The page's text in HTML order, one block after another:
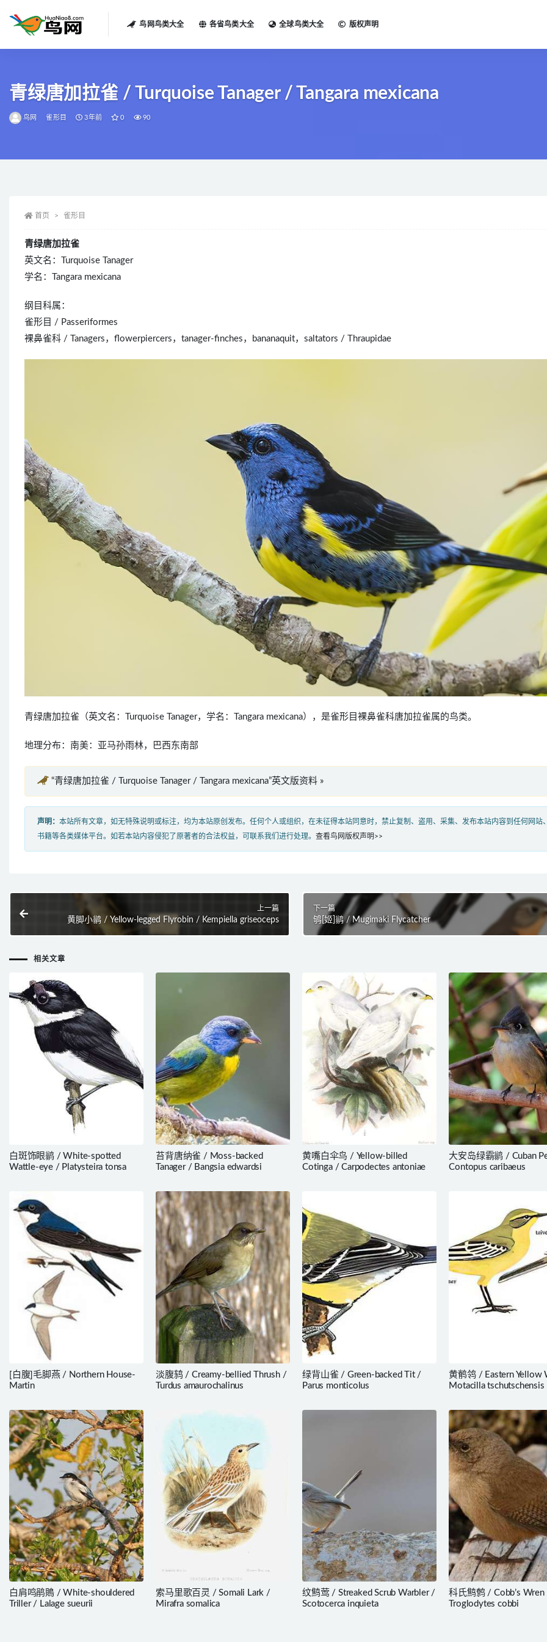
鸟网鸟类大全 各省鸟类大全 全球鸟类大全 版权声明
青绿唐加拉雀 / Turquoise Tanager / Tangara mexicana
鸟网 雀形目 3年前 0 90
首页 雀形目
青绿唐加拉雀
英文名：Turquoise Tanager
学名：Tangara mexicana
纲目科属：
雀形目 / Passeriformes
裸鼻雀科 / Tanagers，flowerpiercers，tanager-finches，bananaquit，saltators / Thraupidae
青绿唐加拉雀（英文名：Turquoise Tanager，学名：Tangara mexicana），是雀形目裸鼻雀科唐加拉雀属的鸟类。
地理分布：南美：亚马孙雨林，巴西东南部
“青绿唐加拉雀 / Turquoise Tanager / Tangara mexicana”英文版资料 »
声明： 本站所有文章，如无特殊说明或标注，均为本站原创发布。任何个人或组织，在未征得本站同意时，禁止复制、盗用、采集、发布本站内容到任何网站
书籍等各类媒体平台。如若本站内容侵犯了原著者的合法权益，可联系我们进行处理。 查看鸟网版权声明>>
上一篇
黄脚小鹟 / Yellow-legged Flyrobin / Kempiella griseoceps
下一篇
鸲[姬]鹟 / Mugimaki Flycatcher
相关文章
白斑饰眼鹟 / White-spotted
Wattle-eye / Platysteira tonsa
苔背唐纳雀 / Moss-backed
Tanager / Bangsia edwardsi
黄嘴白伞鸟 / Yellow-billed
Cotinga / Carpodectes antoniae
大安岛绿霸鹟 / Cuban
Contopus caribaeus
[白腹]毛脚燕 / Northern House-
Martin
淡腹鸫 / Creamy-bellied Thrush /
Turdus amaurochalinus
绿背山雀 / Green-backed Tit /
Parus monticolus
黄鹡鸰 / Eastern Yellow
Motacilla tschutschensis
白肩鸣鹃鵙 / White-shouldered
Triller / Lalage sueurii
索马里歌百灵 / Somali Lark /
Mirafra somalica
纹鹪莺 / Streaked Scrub Warbler /
Scotocerca inquieta
科氏鹪鹩 / Cobb’s
Troglodytes cobbi